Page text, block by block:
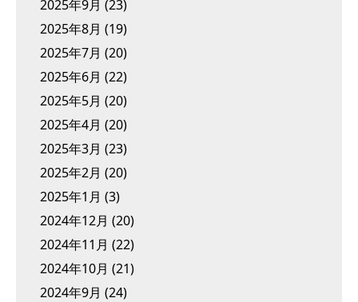
2025年9月 (23)
2025年8月 (19)
2025年7月 (20)
2025年6月 (22)
2025年5月 (20)
2025年4月 (20)
2025年3月 (23)
2025年2月 (20)
2025年1月 (3)
2024年12月 (20)
2024年11月 (22)
2024年10月 (21)
2024年9月 (24)